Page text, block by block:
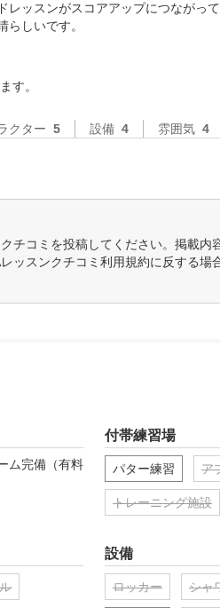
ッスンがスコアアップにつながって
しいです。
す。
クター 5 設備 4 雰囲気 4
チコミを投稿してください。掲載内
ッスンクチコミ利用規約に反する場
ム完備（有料
付帯練習場
パター練習 ア
トレーニング施設
設備
ロッカー シャ